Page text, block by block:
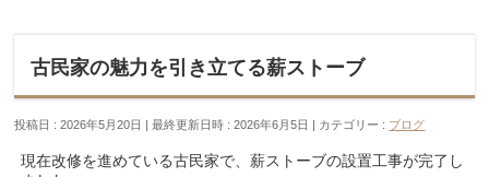
古民家の魅力を引き立てる薪ストーブ
投稿日 : 2026年5月20日 最終更新日時 : 2026年6月5日 カテゴリー : ブログ
現在改修を進めている古民家で、薪ストーブの設置工事が完了し